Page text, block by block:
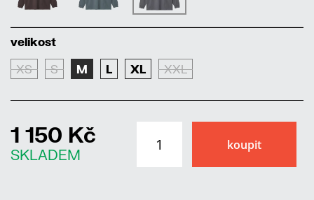
velikost
XS S M L XL XXL
1 150 Kč
SKLADEM